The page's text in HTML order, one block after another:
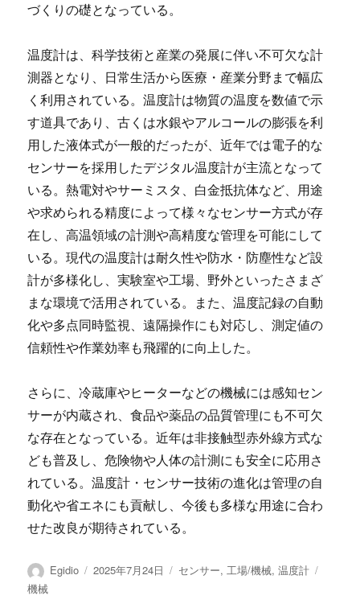
づくりの礎となっている。
温度計は、科学技術と産業の発展に伴い不可欠な計
測器となり、日常生活から医療・産業分野まで幅広
く利用されている。温度計は物質の温度を数値で示
す道具であり、古くは水銀やアルコールの膨張を利
用した液体式が一般的だったが、近年では電子的な
センサーを採用したデジタル温度計が主流となって
いる。熱電対やサーミスタ、白金抵抗体など、用途
や求められる精度によって様々なセンサー方式が存
在し、高温領域の計測や高精度な管理を可能にして
いる。現代の温度計は耐久性や防水・防塵性など設
計が多様化し、実験室や工場、野外といったさまざ
まな環境で活用されている。また、温度記録の自動
化や多点同時監視、遠隔操作にも対応し、測定値の
信頼性や作業効率も飛躍的に向上した。
さらに、冷蔵庫やヒーターなどの機械には感知セン
サーが内蔵され、食品や薬品の品質管理にも不可欠
な存在となっている。近年は非接触型赤外線方式な
ども普及し、危険物や人体の計測にも安全に応用さ
れている。温度計・センサー技術の進化は管理の自
動化や省エネにも貢献し、今後も多様な用途に合わ
せた改良が期待されている。
投
Egidio
投
2025年7月24日
カ
センサー,工場/機械,温度計
機械